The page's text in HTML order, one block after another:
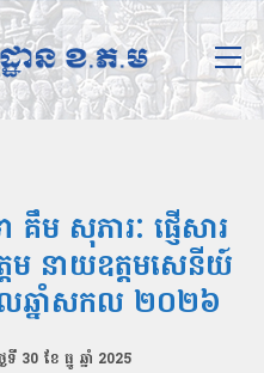
ម សុភារៈ ផ្ញើសារ
ម នាយឧត្ដមសេនីយ៍
លឆ្នាំសកល ២០២៦
ៃទី 30 ខែ ធ្នូ ឆ្នាំ 2025